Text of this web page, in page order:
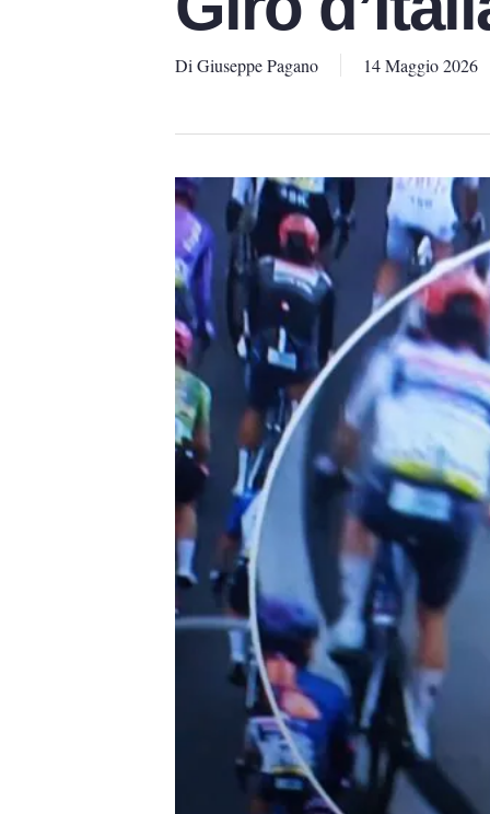
Di Giuseppe Pagano 14 Maggio 2026